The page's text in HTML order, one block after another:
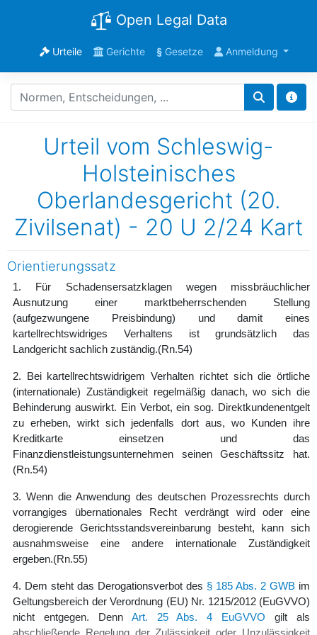
Open Legal Data
Urteile Gerichte §Gesetze Anmeldung
Urteil vom Schleswig-
Holsteinisches
Oberlandesgericht (20.
Zivilsenat) - 20 U 2/24 Kart
Orientierungssatz
1. Für Schadensersatzklagen wegen missbräuchlicher
Ausnutzung einer marktbeherrschenden Stellung
(aufgezwungene Preisbindung) und damit eines
kartellrechtswidriges Verhaltens ist grundsätzlich das
Landgericht sachlich zuständig.(Rn.54)
2. Bei kartellrechtswidrigem Verhalten richtet sich die örtliche
(internationale) Zuständigkeit regelmäßig danach, wo sich die
Behinderung auswirkt. Ein Verbot, ein sog. Direktkundenentgelt
zu erheben, wirkt sich jedenfalls dort aus, wo Kunden ihre
Kreditkarte einsetzen und das
Finanzdienstleistungsunternehmen seinen Geschäftssitz hat.
(Rn.54)
3. Wenn die Anwendung des deutschen Prozessrechts durch
vorrangiges übernationales Recht verdrängt wird oder eine
derogierende Gerichtsstandsvereinbarung besteht, kann sich
ausnahmsweise eine andere internationale Zuständigkeit
ergeben.(Rn.55)
4. Dem steht das Derogationsverbot des § 185 Abs. 2 GWB im
Geltungsbereich der Verordnung (EU) Nr. 1215/2012 (EuGVVO)
nicht entgegen. Denn Art. 25 Abs. 4 EuGVVO gilt als
abschließende Regelung der Zulässigkeit oder Unzulässigkeit